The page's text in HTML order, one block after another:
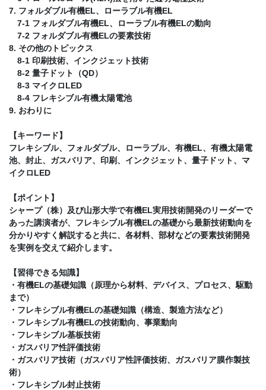
7. フォルダブル有機EL、ローラブル有機EL
7-1 フォルダブル有機EL、ローラブル有機ELの動向
7-2 フォルダブル有機ELの要素技術
8. その他のトピックス
8-1 印刷技術、インクジェット技術
8-2 量子ドット（QD）
8-3 マイクロLED
8-4 フレキシブル有機太陽電池
9. おわりに
【キーワード】
フレキシブル、フォルダブル、ローラブル、有機EL、有機太陽電
池、封止、ガスバリア、印刷、インクジェット、量子ドット、マ
イクロLED
【ポイント】
シャープ（株）及び山形大学で有機EL実用技術開発のリーダーで
あった講演者が、フレキシブル有機ELの基礎から最新技術動向を
分かりやすく解説すると共に、各材料、部材などの要素技術開発
を実例を交えて紹介します。
【習得できる知識】
・有機ELの基礎知識（原理から材料、デバイス、プロセス、駆動
まで）
・フレキシブル有機ELの基礎知識（構造、製造方法など）
・フレキシブル有機ELの技術動向、事業動向
・フレキシブル基板技術
・ガスバリア性評価技術
・ガスバリア技術（ガスバリア性評価技術、ガスバリア膜作製技
術）
・フレキシブル封止技術